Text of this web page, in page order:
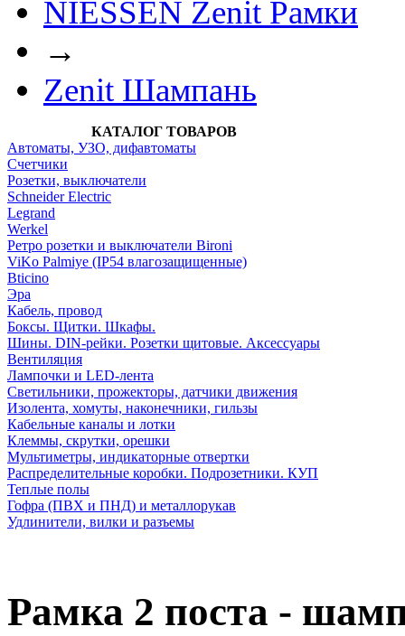
NIESSEN Zenit Рамки
→
Zenit Шампань
КАТАЛОГ ТОВАРОВ
Автоматы, УЗО, дифавтоматы
Счетчики
Розетки, выключатели
Schneider Electric
Legrand
Werkel
Ретро розетки и выключатели Bironi
ViKo Palmiye (IP54 влагозащищенные)
Bticino
Эра
Кабель, провод
Боксы. Щитки. Шкафы.
Шины. DIN-рейки. Розетки щитовые. Аксессуары
Вентиляция
Лампочки и LED-лента
Светильники, прожекторы, датчики движения
Изолента, хомуты, наконечники, гильзы
Кабельные каналы и лотки
Клеммы, скрутки, орешки
Мультиметры, индикаторные отвертки
Распределительные коробки. Подрозетники. КУП
Теплые полы
Гофра (ПВХ и ПНД) и металлорукав
Удлинители, вилки и разъемы
Рамка 2 поста -